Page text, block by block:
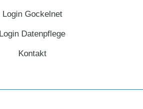
Login Gockelnet
Login Datenpflege
Kontakt